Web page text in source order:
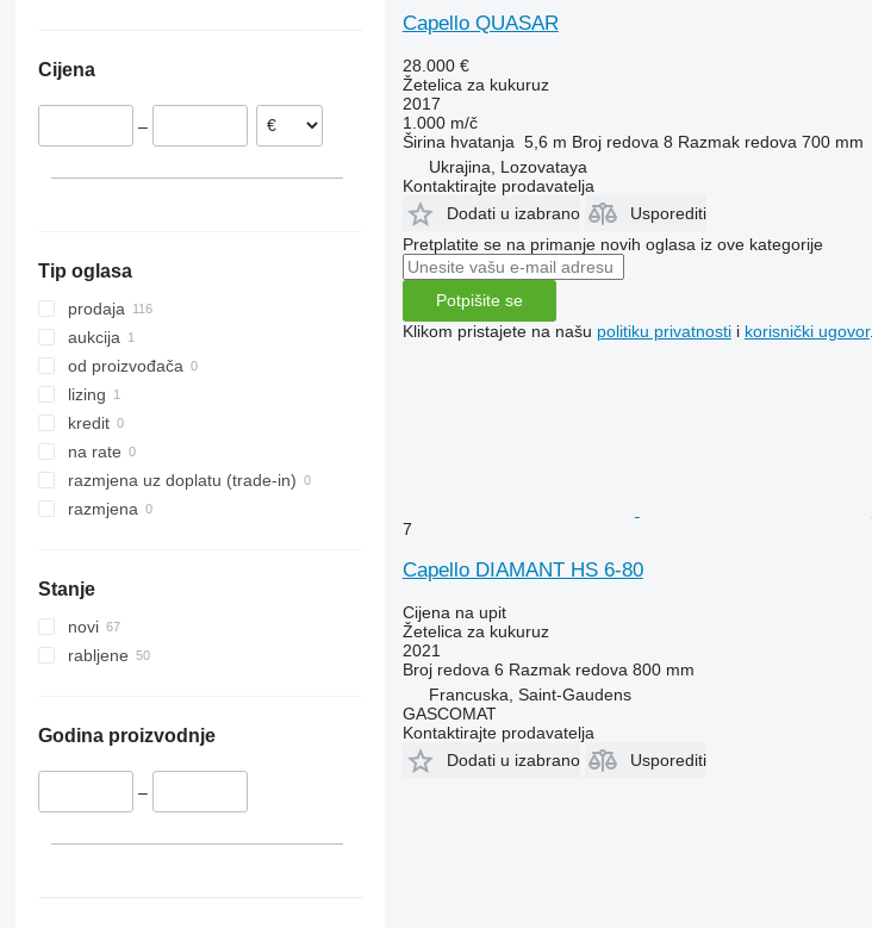
Cijena
–
Tip oglasa
prodaja
aukcija
od proizvođača
lizing
kredit
na rate
razmjena uz doplatu (trade-in)
razmjena
Stanje
novi
rabljene
Godina proizvodnje
–
Capello QUASAR
28.000 €
Žetelica za kukuruz
2017
1.000 m/č
Širina hvatanja 5,6 m Broj redova 8 Razmak redova 700 mm
Ukrajina, Lozovataya
Kontaktirajte prodavatelja
Dodati u izabrano
Usporediti
Pretplatite se na primanje novih oglasa iz ove kategorije
Potpišite se
Klikom pristajete na našu politiku privatnostii korisnički ugovor.
7
Capello DIAMANT HS 6-80
Cijena na upit
Žetelica za kukuruz
2021
Broj redova 6 Razmak redova 800 mm
Francuska, Saint-Gaudens
GASCOMAT
Kontaktirajte prodavatelja
Dodati u izabrano
Usporediti